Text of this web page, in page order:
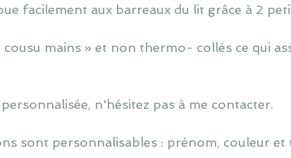
facilement aux barreaux du lit grâce à 2
mains » et non thermo- collés ce qui
n'hésitez pas à me contacter.
sont personnalisables : prénom, couleur et